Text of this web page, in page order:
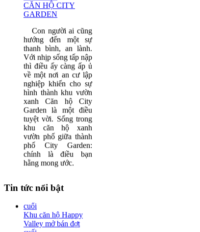
CĂN HỘ CITY
GARDEN
Con người ai cũng
hướng đến một sự
thanh bình, an lành.
Với nhịp sống tấp nập
thì điều ấy càng ấp ủ
về một nơi an cư lập
nghiệp khiến cho sự
hình thành khu vườn
xanhCăn hộ City
Gardenlà một điều
tuyệt vời. Sống trong
khu căn hộ xanh
vườn phố giữa thành
phốCity Garden
hằng mong ước.
Tin tức nổi bật